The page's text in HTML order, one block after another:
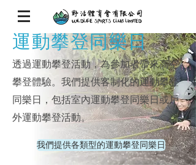
運動攀登同樂日
透過運動攀登活動，為參加者帶來高空
攀登體驗。我們提供客制化的運動攀登
同樂日，包括室內運動攀登同樂日或戶
外運動攀登活動。
我們提供各類型的運動攀登同樂日